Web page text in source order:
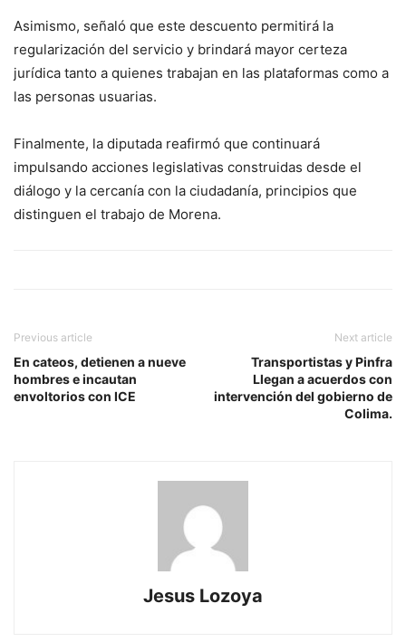
Asimismo, señaló que este descuento permitirá la
regularización del servicio y brindará mayor certeza
jurídica tanto a quienes trabajan en las plataformas como a
las personas usuarias.
Finalmente, la diputada reafirmó que continuará
impulsando acciones legislativas construidas desde el
diálogo y la cercanía con la ciudadanía, principios que
distinguen el trabajo de Morena.
Previous article
En cateos, detienen a nueve
hombres e incautan
envoltorios con ICE
Next article
Transportistas y Pinfra
Llegan a acuerdos con
intervención del gobierno de
Colima.
Jesus Lozoya